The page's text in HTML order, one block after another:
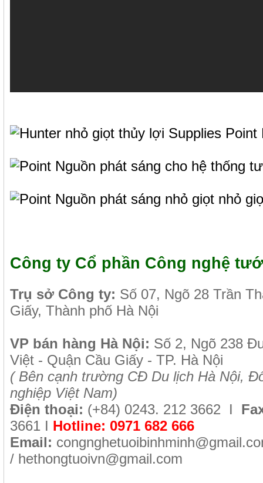
Công ty Cổ phần Công nghệ
Trụ sở Công ty: Số 07, Ngõ 28 Trần
Giấy, Thành phố Hà Nội
VP bán hàng Hà Nội: Số 2, Ngõ 238
Việt - Quận Cầu Giấy - TP. Hà Nội
( Bên cạnh trường CĐ Du lịch Hà Nội,
nghiệp Việt Nam)
Điện thoại: (+84) 0243. 212 3662 I
3661 I Hotline: 0971 682 666
Email:
/ hethongtuoivn@gmail.com